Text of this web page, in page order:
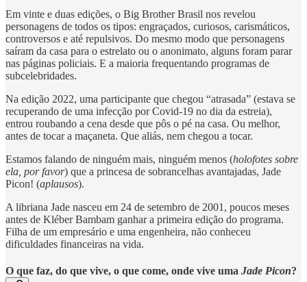
Em vinte e duas edições, o Big Brother Brasil nos revelou
personagens de todos os tipos: engraçados, curiosos, carismáticos,
controversos e até repulsivos. Do mesmo modo que personagens
saíram da casa para o estrelato ou o anonimato, alguns foram parar
nas páginas policiais. E a maioria frequentando programas de
subcelebridades.
Na edição 2022, uma participante que chegou “atrasada” (estava se
recuperando de uma infecção por Covid-19 no dia da estreia),
entrou roubando a cena desde que pôs o pé na casa. Ou melhor,
antes de tocar a maçaneta. Que aliás, nem chegou a tocar.
Estamos falando de ninguém mais, ninguém menos (holofotes sobre
ela, por favor) que a princesa de sobrancelhas avantajadas, Jade
Picon! (aplausos).
A libriana Jade nasceu em 24 de setembro de 2001, poucos meses
antes de Kléber Bambam ganhar a primeira edição do programa.
Filha de um empresário e uma engenheira, não conheceu
dificuldades financeiras na vida.
O que faz, do que vive, o que come, onde vive uma Jade Picon?